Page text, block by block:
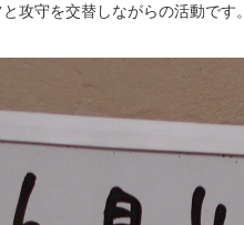
攻守を交替しながらの活動です。